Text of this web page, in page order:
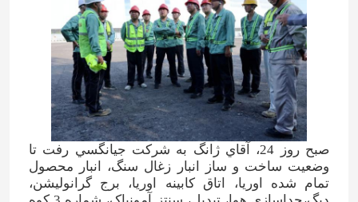
DMF
اسید هومیک
صبح روز 24، آقاي ژانگ به شرکت جيانگسي رفت تا
وضعيت ساخت و ساز انبار زغال سنگ، انبار محصول
تمام شده اوريا، اتاق کابينه اوريا، برج گرانوليشن،